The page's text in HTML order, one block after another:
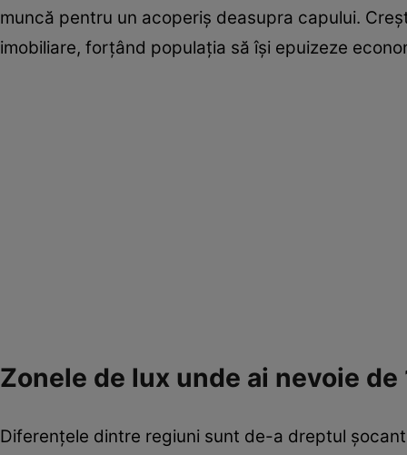
muncă pentru un acoperiș deasupra capului.
imobiliare, forțând populația să își epuizeze
Zonele de lux unde ai nevoie
Diferențele dintre regiuni sunt de-a dreptul